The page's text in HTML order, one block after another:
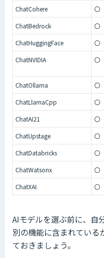
ChatCohere
〇
ChatBedrock
〇
ChatHuggingFace
〇
ChatNVIDIA
〇
ChatOllama 〇
ChatLlamaCpp
〇
ChatAI21
〇
ChatUpstage
〇
ChatDatabricks
〇
ChatWatsonx
〇
ChatXAI
〇
AIモデルを選ぶ前に、自
別の機能に含まれている
ておきましょう。